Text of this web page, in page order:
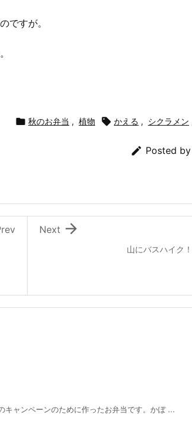
ですが。
 秋のお弁当 , 植物  かえる , シクラメン
 Posted by
山にバスハイク

Next
キャンペーンのために作ったお弁当です。かぼ ...